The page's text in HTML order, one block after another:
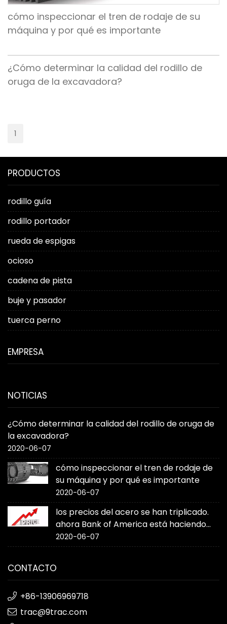
cómo inspeccionar el tren de rodaje de su
máquina y por qué es importante
¿Cómo determinar la calidad del rodillo de
oruga de la excavadora?
1
PRODUCTOS
rodillo guía
rodillo portador
rueda de espigas
ocioso
cadena de pista
buje y pasador
tuerca perno
EMPRESA
NOTICIAS
¿Cómo determinar la calidad del rodillo de oruga de
la excavadora?
2020-06-07
cómo inspeccionar el tren de rodaje de
su máquina y por qué es importante
2020-06-07
los precios del acero se han triplicado.
ahora Bank of America está haciendo
sonar la alarma
2020-06-07
CONTACTO
+86-13906969718
trac@9trac.com